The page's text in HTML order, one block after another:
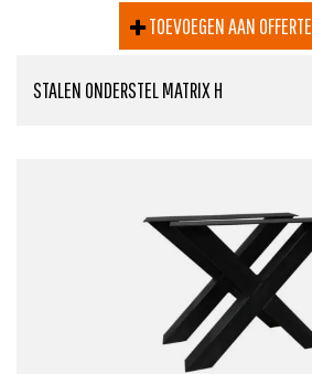
TOEVOEGEN AAN OFFERTE
STALEN ONDERSTEL MATRIX H